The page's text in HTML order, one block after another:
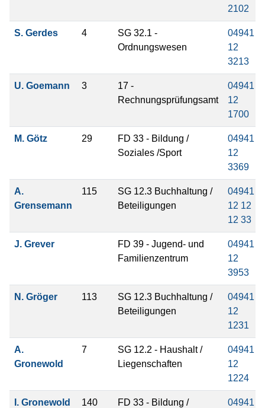
2102
S. Gerdes 4
SG 32.1 -
Ordnungswesen
04941
12
3213
U. Goemann 3
17 -
Rechnungsprüfungsamt
04941
12
1700
M. Götz 29
FD 33 - Bildung /
Soziales /Sport
04941
12
3369
A.
Grensemann
115
SG 12.3 Buchhaltung /
Beteiligungen
04941
12 12
12 33
J. Grever
FD 39 - Jugend- und
Familienzentrum
04941
12
3953
N. Gröger 113
SG 12.3 Buchhaltung /
Beteiligungen
04941
12
1231
A.
Gronewold
7
SG 12.2 - Haushalt /
Liegenschaften
04941
12
1224
I. Gronewold 140
FD 33 - Bildung /
04941